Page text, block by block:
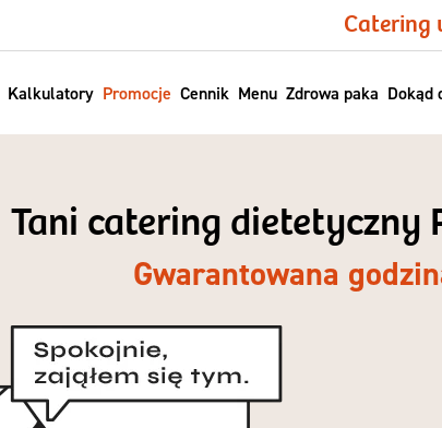
Catering
Kalkulatory Promocje Cennik Menu Zdrowa paka Dokąd
Tani catering
Gwarantowana